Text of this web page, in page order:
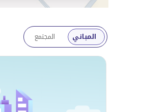
المباني المجتمع